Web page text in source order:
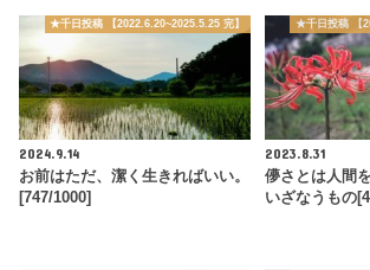
★千日投稿 【2022.6.20~2025.5.25 完】
2024.9.14
お前はただ、潔く生きればいい。
[747/1000]
★千日投稿 【
2023.8.31
儚さとは人間
いざなうもの